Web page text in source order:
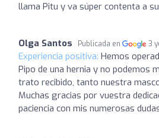
llama Pitu y va súper contenta a
Olga Santos Publicada en 3
Experiencia positiva: Hemos
Pipo de una hernia y no podemos
trato recibido, tanto nuestra
Muchas gracias por vuestra
paciencia con mis numerosas